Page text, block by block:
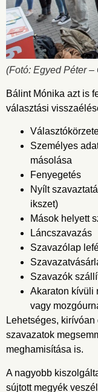
(Fotó: Egyed Péter –
Bálint Mónika azt is
választási
Személyes
másolása
Fenyegetés
Nyílt
ikszet)
Mások helyett
Láncszavazás
Szavazólap
Szavazók
Akaraton kívüli
vagy
Lehetséges,
szavazatok
meghamisítása is.
A nagyobb
sújtott megyék